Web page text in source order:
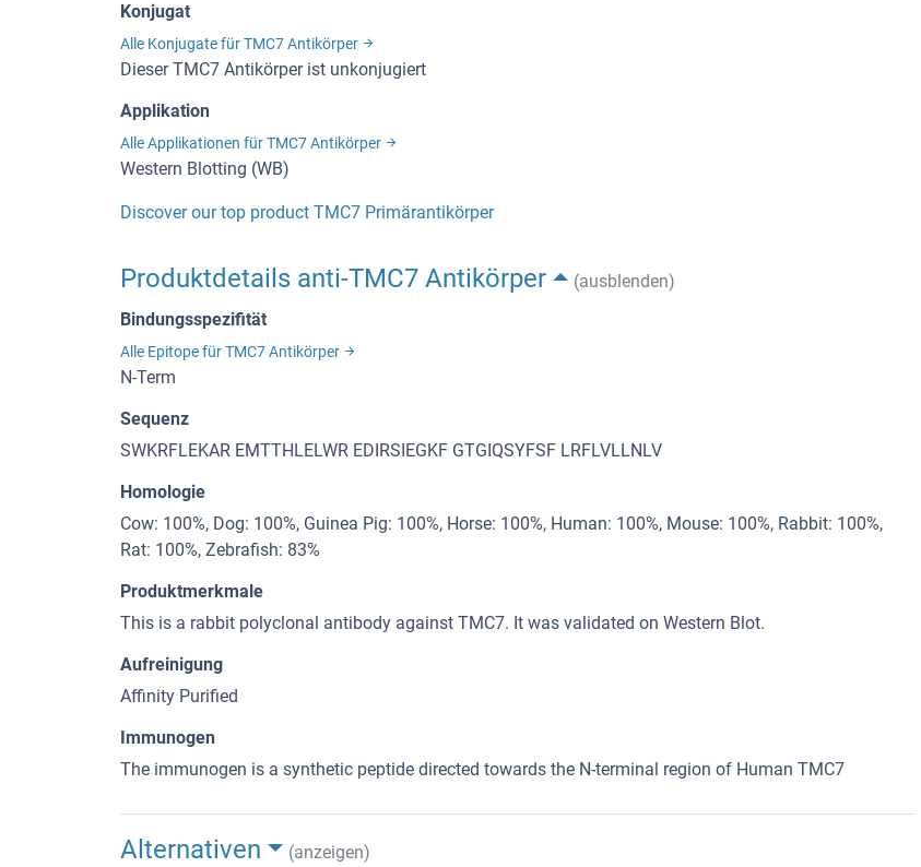
Konjugat
Alle Konjugate für TMC7 Antikörper
Dieser TMC7 Antikörper ist unkonjugiert
Applikation
Alle Applikationen für TMC7 Antikörper
Western Blotting (WB)
Discover our top product TMC7 Primärantikörper
Produktdetails anti-TMC7 Antikörper
(ausblenden)
Bindungsspezifität
Alle Epitope für TMC7 Antikörper
N-Term
Sequenz
SWKRFLEKAR EMTTHLELWR EDIRSIEGKF GTGIQSYFSF LRFLVLLNLV
Homologie
Cow: 100%, Dog: 100%, Guinea Pig: 100%, Horse: 100%, Human: 100%, Mouse: 100%, Rabbit: 100%,
Rat: 100%, Zebrafish: 83%
Produktmerkmale
This is a rabbit polyclonal antibody against TMC7. It was validated on Western Blot.
Aufreinigung
Affinity Purified
Immunogen
The immunogen is a synthetic peptide directed towards the N-terminal region of Human TMC7
Alternativen (anzeigen)